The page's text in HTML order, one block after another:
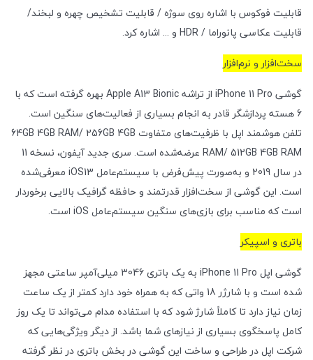
قابلیت فوکوس با اشاره روی سوژه / قابلیت تشخیص چهره و لبخند/
قابلیت عکاسی پانوراما / HDR و ... اشاره کرد.
سخت‌افزار و نرم‌افزار
گوشی iPhone 11 Pro از تراشه Apple A13 Bionic بهره گرفته است که با
6 هسته پردازشگر قادر به انجام بسیاری از فعالیت‌های سنگین است.
تلفن هوشمند اپل با ظرفیت‌های متفاوت 64GB 4GB RAM/ 256GB 4GB
RAM/ 512GB 4GB RAM عرضه‌شده است. سری جدید آیفون، نسخه 11
در سال 2019 و به‌صورت پیش‌فرض با سیستم‌عامل iOS13 معرفی‌شده
است. این گوشی از سخت‌افزار قدرتمند و حافظه گرافیک بالایی برخوردار
است که مناسب برای بازی‌های سنگین سیستم‌عامل iOS است.
باتری و اسپیکر
گوشی اپل iPhone 11 Pro به یک باتری 3046 میلی‌آمپر ساعتی مجهز
شده است و با شارژر 18 واتی که به همراه خود دارد کمتر از یک ساعت
زمان نیاز دارد تا کاملاً شارژ شود که با استفاده مدام می‌تواند تا یک روز
کامل پاسخگوی بسیاری از نیازهای شما باشد. از دیگر ویژگی‌هایی که
شرکت اپل در طراحی و ساخت این گوشی در بخش باتری در نظر گرفته